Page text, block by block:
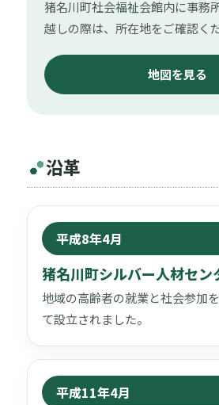
猪名川町社会福祉会館内に事務
越しの際は、所在地をご確認く
地図を見る
沿革
平成8年4月
猪名川町シルバー人材セン
地域の高齢者の就業と社会参加
て設立されました。
平成11年4月